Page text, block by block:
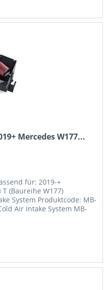
Mercedes W177...
für: 2019-+
(Baureihe W177)
System Produktcode: MB-
Air Intake System MB-